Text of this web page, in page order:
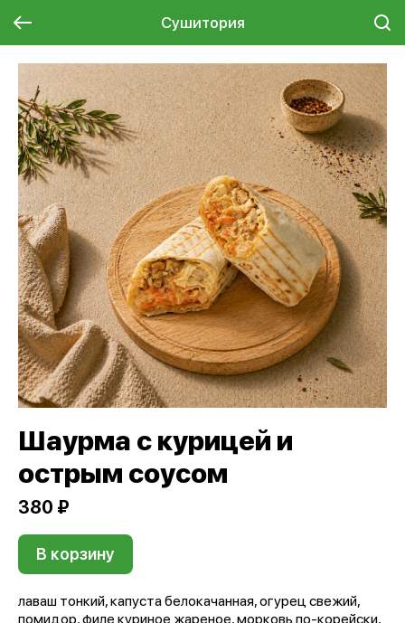
Сушитория
Шаурма с курицей и
острым соусом
380 ₽
В корзину
лаваш тонкий, капуста белокачанная, огурец свежий,
помидор, филе куриное жареное, морковь по-корейски,